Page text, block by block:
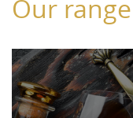
Our